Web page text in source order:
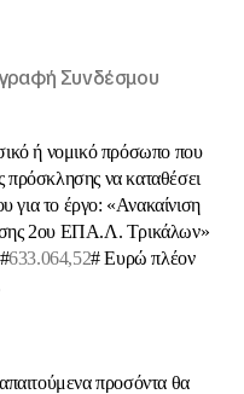
Συνδέσμου
ή νομικό πρόσωπο που
πρόσκλησης να καταθέσει
για το έργο: «Ανακαίνιση
2ου ΕΠΑ.Λ. Τρικάλων»
633.064,52# Ευρώ πλέον
προσόντα θα